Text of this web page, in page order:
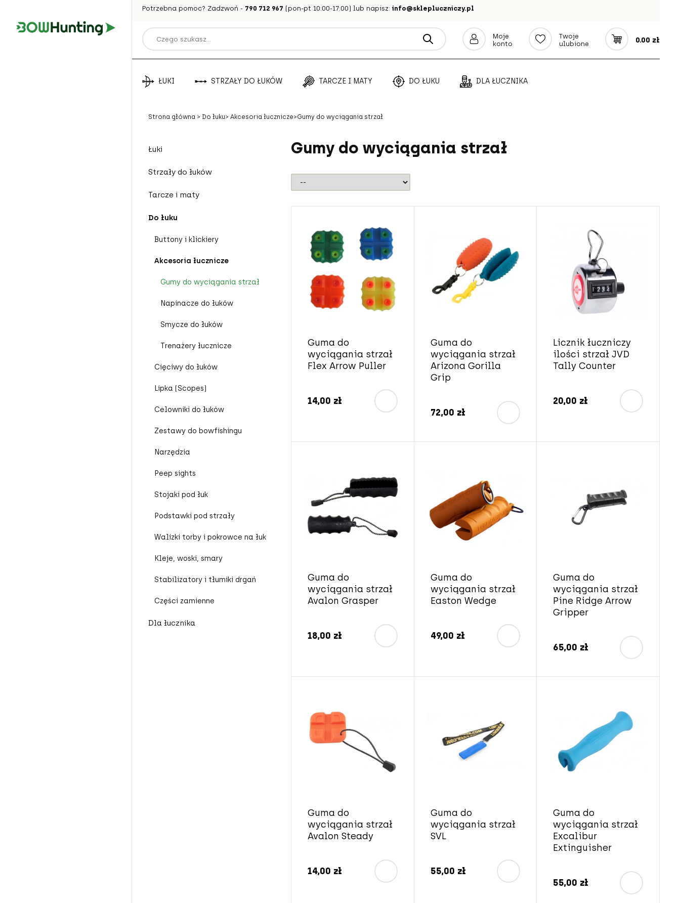
Potrzebna pomoc? Zadzwoń - 790 712 967 (pon-pt 10:00-17:00) lub napisz: info@sklepluczniczy.pl
Moje
konto
Twoje
ulubione
0.00 zł
ŁUKI STRZAŁY DO ŁUKÓW TARCZE I MATY DO ŁUKU DLA ŁUCZNIKA
Strona główna > Do łuku> Akcesoria łucznicze>Gumy do wyciągania strzał
Łuki
Strzały do łuków
Tarcze i maty
Do łuku
Buttony i klickiery
Akcesoria łucznicze
Gumy do wyciągania strzał
Napinacze do łuków
Smycze do łuków
Trenażery łucznicze
Cięciwy do łuków
Lipka (Scopes)
Celowniki do łuków
Zestawy do bowfishingu
Narzędzia
Peep sights
Stojaki pod łuk
Podstawki pod strzały
Walizki torby i pokrowce na łuk
Kleje, woski, smary
Stabilizatory i tłumiki drgań
Części zamienne
Dla łucznika
Gumy do wyciągania strzał
Guma do
wyciągania strzał
Flex Arrow Puller
14,00 zł
Guma do
wyciągania strzał
Arizona Gorilla
Grip
72,00 zł
Licznik łuczniczy
ilości strzał JVD
Tally Counter
20,00 zł
Guma do
wyciągania strzał
Avalon Grasper
18,00 zł
Guma do
wyciągania strzał
Easton Wedge
49,00 zł
Guma do
wyciągania strzał
Pine Ridge Arrow
Gripper
65,00 zł
Guma do
wyciągania strzał
Avalon Steady
14,00 zł
Guma do
wyciągania strzał
SVL
55,00 zł
Guma do
wyciągania strzał
Excalibur
Extinguisher
55,00 zł